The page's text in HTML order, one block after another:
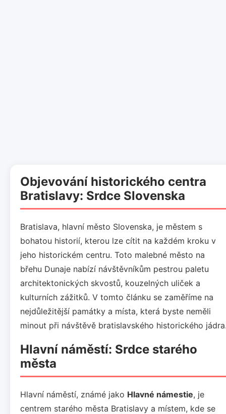
Objevování historického centra
Bratislavy: Srdce Slovenska
Bratislava, hlavní město Slovenska, je městem s
bohatou historií, kterou lze cítit na každém kroku v
jeho historickém centru. Toto malebné město na
břehu Dunaje nabízí návštěvníkům pestrou paletu
architektonických skvostů, kouzelných uliček a
kulturních zážitků. V tomto článku se zaměříme na
nejdůležitější památky a místa, která byste neměli
minout při návštěvě bratislavského historického
Hlavní náměstí: Srdce starého
města
Hlavní náměstí, známé jako Hlavné námestie, je
centrem starého města Bratislavy a místem, kde se